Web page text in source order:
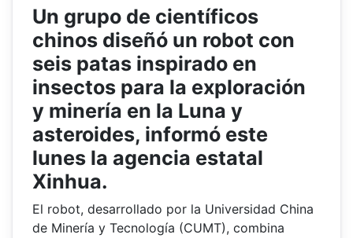
Un grupo de científicos
chinos diseñó un robot con
seis patas inspirado en
insectos para la exploración
y minería en la Luna y
asteroides, informó este
lunes la agencia estatal
Xinhua.
El robot, desarrollado por la Universidad China
de Minería y Tecnología (CUMT), combina